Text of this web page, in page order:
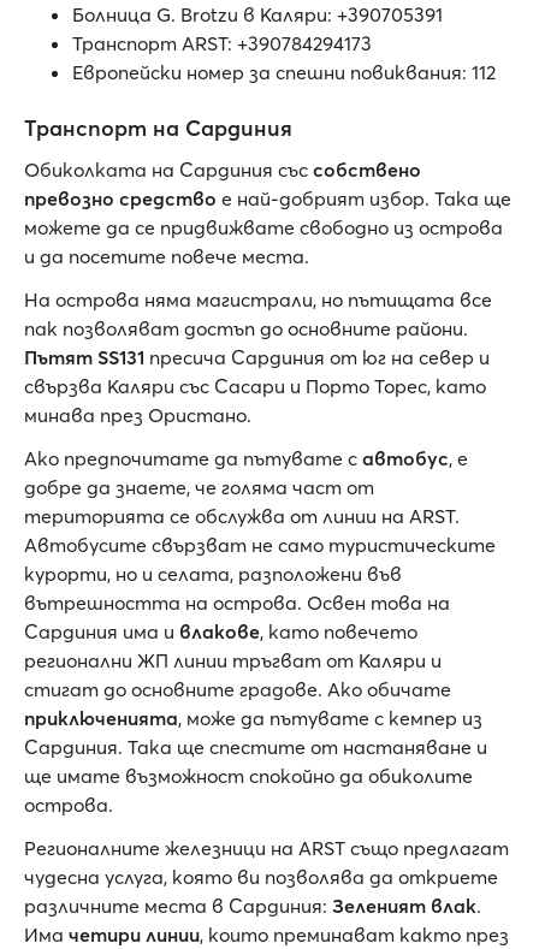
Болница G. Brotzu в Каляри: +390705391
Транспорт ARST: +390784294173
Европейски номер за спешни повиквания: 112
Транспорт на Сардиния
Обиколката на Сардиния със собствено
превозно средство е най-добрият избор. Така ще
можете да се придвижвате свободно из острова
и да посетите повече места.
На острова няма магистрали, но пътищата все
пак позволяват достъп до основните райони.
Пътят SS131 пресича Сардиния от юг на север и
свързва Каляри със Сасари и Порто Торес, като
минава през Ористано.
Ако предпочитате да пътувате с автобус, е
добре да знаете, че голяма част от
територията се обслужва от линии на ARST.
Автобусите свързват не само туристическите
курорти, но и селата, разположени във
вътрешността на острова. Освен това на
Сардиния има и влакове, като повечето
регионални ЖП линии тръгват от Каляри и
стигат до основните градове. Ако обичате
приключенията, може да пътувате с кемпер из
Сардиния. Така ще спестите от настаняване и
ще имате възможност спокойно да обиколите
острова.
Регионалните железници на ARST също предлагат
чудесна услуга, която ви позволява да откриете
различните места в Сардиния: Зеленият влак.
Има четири линии, които преминават както през